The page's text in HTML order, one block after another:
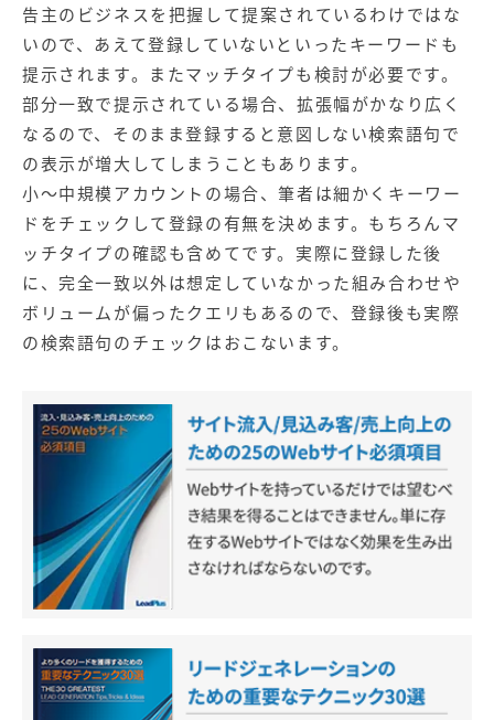
告主のビジネスを把握して提案されているわけではな
いので、あえて登録していないといったキーワードも
提示されます。またマッチタイプも検討が必要です。
部分一致で提示されている場合、拡張幅がかなり広く
なるので、そのまま登録すると意図しない検索語句で
の表示が増大してしまうこともあります。
小～中規模アカウントの場合、筆者は細かくキーワー
ドをチェックして登録の有無を決めます。もちろんマ
ッチタイプの確認も含めてです。実際に登録した後
に、完全一致以外は想定していなかった組み合わせや
ボリュームが偏ったクエリもあるので、登録後も実際
の検索語句のチェックはおこないます。